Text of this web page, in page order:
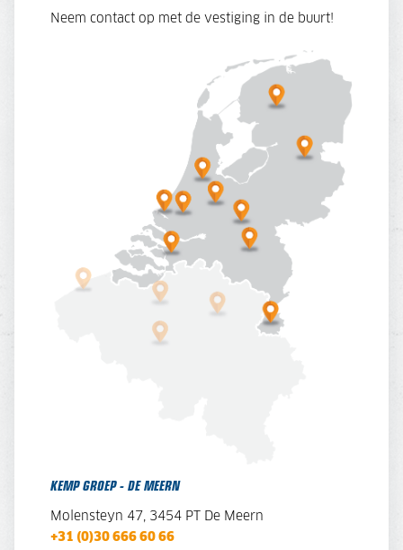
Neem contact op met de vestiging in de buurt!
KEMP GROEP - DE MEERN
Molensteyn 47, 3454 PT De Meern
+31 (0)30 666 60 66